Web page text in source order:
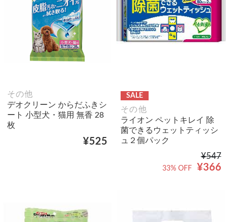
その他
デオクリーン からだふきシ
ート 小型犬・猫用 無香 28
枚
¥525
SALE
その他
ライオン ペットキレイ 除
菌できるウェットティッシ
ュ２個パック
¥547
¥366
33% OFF